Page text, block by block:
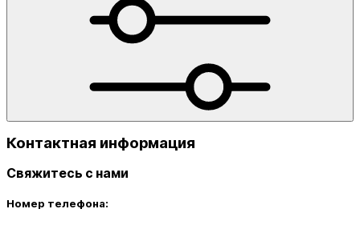
Контактная информация
Свяжитесь с нами
Номер телефона: